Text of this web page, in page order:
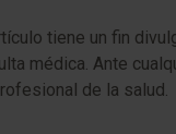
tiene un fin
médica. Ante
de la salud.